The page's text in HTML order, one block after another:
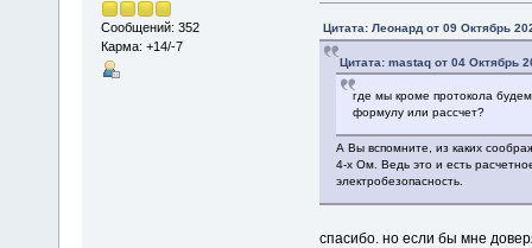
Сообщений: 352
Карма: +14/-7
Цитата: Леонард от 09 Октябрь
Цитата: mastaq от 04 Октябрь
где мы кроме протокола
формулу или рассчет?
А Вы вспомните, из каких
4-х Ом. Ведь это и есть
электробезопасность.
спасибо. но если бы мне